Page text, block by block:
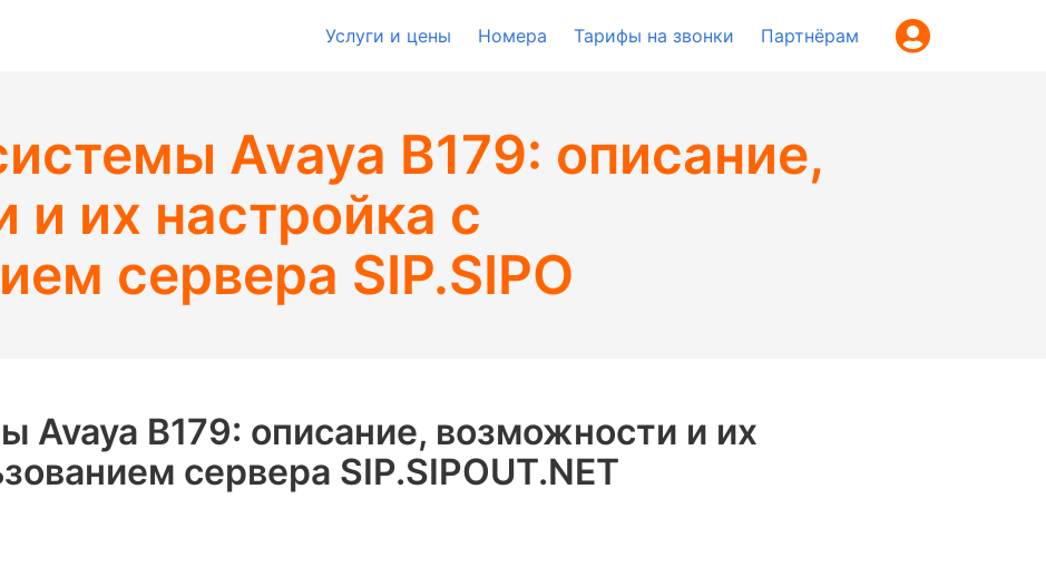
Услуги и цены Номера Тарифы на звонки Партнёрам
Avaya B179: описание,
и их настройка с
сервера SIP.SIPO
Avaya B179: описание, возможности и их
сервера SIP.SIPOUT.NET